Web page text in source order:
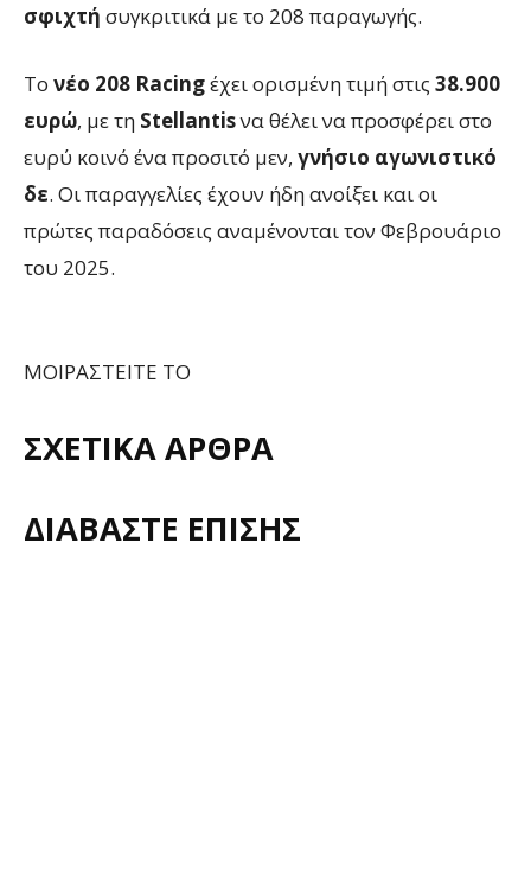
σφιχτή συγκριτικά με το 208 παραγωγής.
Το νέο 208 Racingέχει ορισμένη τιμή στις 38.900
ευρώ, με τη Stellantisνα θέλει να προσφέρει στο
ευρύ κοινό ένα προσιτό μεν, γνήσιο αγωνιστικό
δε. Οι παραγγελίες έχουν ήδη ανοίξει και οι
πρώτες παραδόσεις αναμένονται τον Φεβρουάριο
του 2025.
ΜΟΙΡΑΣΤΕΙΤΕ ΤΟ
ΣΧΕΤΙΚΑ ΑΡΘΡΑ
ΔΙΑΒΑΣΤΕ ΕΠΙΣΗΣ